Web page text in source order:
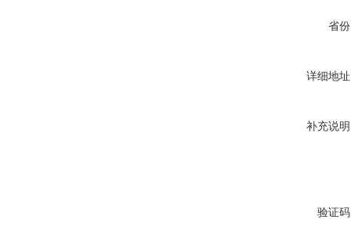
省
详细地
补充说
验证